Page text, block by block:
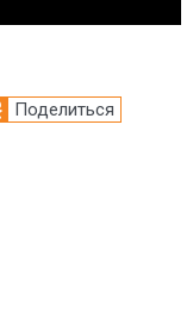
Поделиться